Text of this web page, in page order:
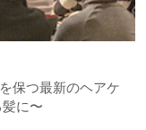
保つ最新のヘアケ
に〜